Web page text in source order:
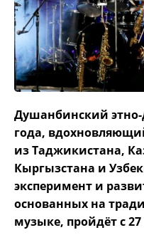
Душанбинский
года,
из Таджикистана,
Кыргызстана и
эксперимент и
основанных на
музыке, пройдёт с 27